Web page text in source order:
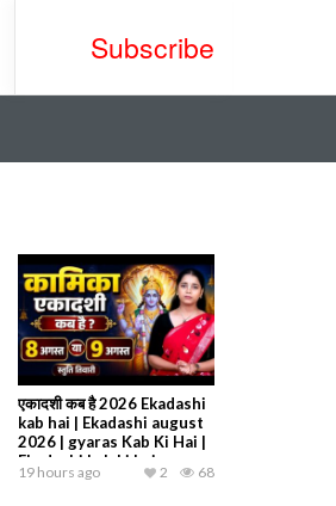
Subscribe
एकादशी कब है 2026 Ekadashi
kab hai | Ekadashi august
2026 | gyaras Kab Ki Hai |
Ekadashi kab ki hai
19 hours ago 68
2